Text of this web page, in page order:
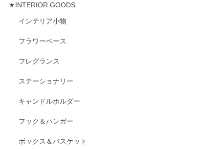
★INTERIOR GOODS
インテリア小物
フラワーベース
フレグランス
ステーショナリー
キャンドルホルダー
フック＆ハンガー
ボックス＆バスケット